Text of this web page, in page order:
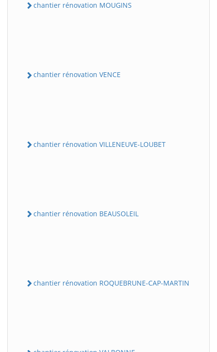
chantier rénovation MOUGINS
chantier rénovation VENCE
chantier rénovation VILLENEUVE-LOUBET
chantier rénovation BEAUSOLEIL
chantier rénovation ROQUEBRUNE-CAP-MARTIN